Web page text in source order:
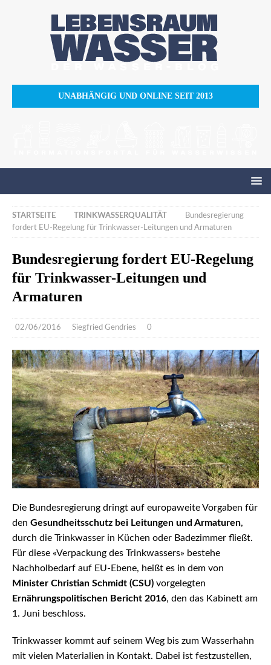
UNABHÄNGIG UND ONLINE SEIT 2013
STARTSEITE TRINKWASSERQUALITÄT
Bundesregierung
fordert EU-Regelung für Trinkwasser-Leitungen und Armaturen
Bundesregierung fordert EU-Regelung
für Trinkwasser-Leitungen und
Armaturen
02/06/2016 Siegfried Gendries 0
Die Bundesregierung dringt auf europaweite Vorgaben für
den Gesundheitsschutz bei Leitungen und Armaturen,
durch die Trinkwasser in Küchen oder Badezimmer fließt.
Für diese «Verpackung des Trinkwassers» bestehe
Nachholbedarf auf EU-Ebene, heißt es in dem von
Minister Christian Schmidt (CSU) vorgelegten
Ernährungspolitischen Bericht 2016, den das Kabinett am
1. Juni beschloss.
Trinkwasser kommt auf seinem Weg bis zum Wasserhahn
mit vielen Materialien in Kontakt. Dabei ist festzustellen,